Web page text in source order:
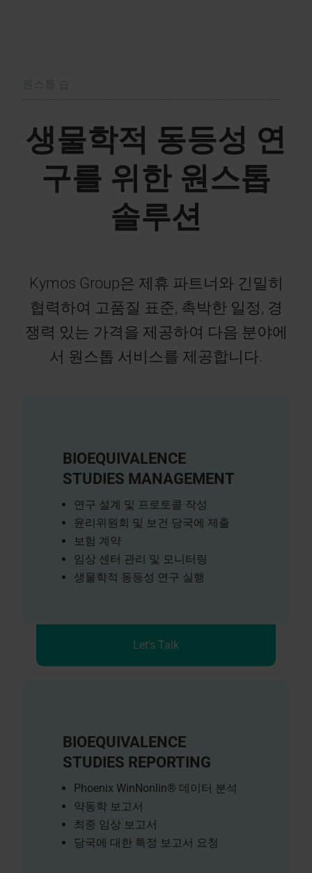
생물학적 동등성 연
구를 위한 원스톱
솔루션
Kymos Group은 제휴 파트너와 긴밀히
협력하여 고품질 표준, 촉박한 일정, 경
쟁력 있는 가격을 제공하여 다음 분야에
서 원스톱 서비스를 제공합니다.
BIOEQUIVALENCE
STUDIES MANAGEMENT
연구 설계 및 프로토콜 작성
윤리위원회 및 보건 당국에 제출
보험 계약
임상 센터 관리 및 모니터링
생물학적 동등성 연구 실행
Let’s Talk
BIOEQUIVALENCE
STUDIES REPORTING
Phoenix WinNonlin® 데이터 분석
약동학 보고서
최종 임상 보고서
당국에 대한 특정 보고서 요청